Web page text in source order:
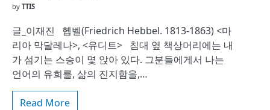
by TTIS
글_이재진 헵벨(Friedrich Hebbel. 1813-1863) <마
리아 막달레나>, <유디트> 침대 옆 책상머리에는 내
가 섬기는 스승이 몇 앉아 있다. 그분들에게서 나는
언어의 유희를, 삶의 진지함을,…
Read More